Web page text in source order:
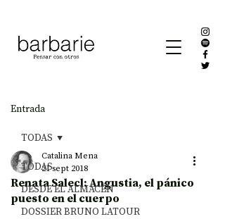
Entrada
TODAS
DESDE EL ALMACÉN
DOSSIER BRUNO LATOUR
TODAS
Renata Salecl: Angustia, el pánico
puesto en el cuerpo
Catalina Mena
21 sept 2018